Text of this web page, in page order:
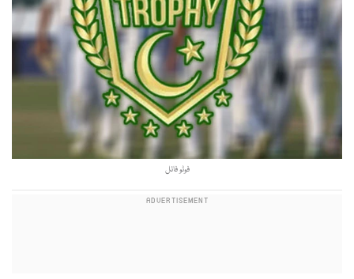
فوٹو فائل